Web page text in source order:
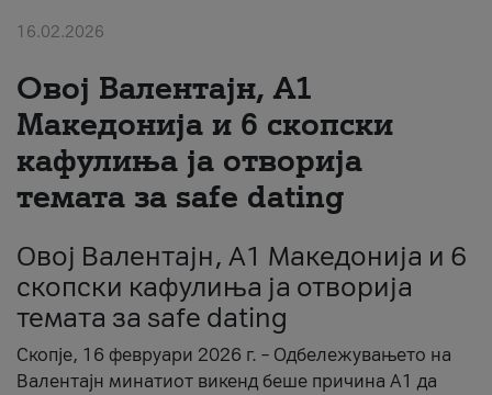
#ПодобарОнлајн
16.02.2026
Овој Валентајн, A1
Македонија и 6 скопски
кафулиња ја отворија
темата за safe dating
Овој Валентајн, A1 Македонија и 6
скопски кафулиња ја отворија
темата за safe dating
Скопје, 16 февруари 2026 г. – Одбележувањето на
Валентајн минатиот викенд беше причина А1 да